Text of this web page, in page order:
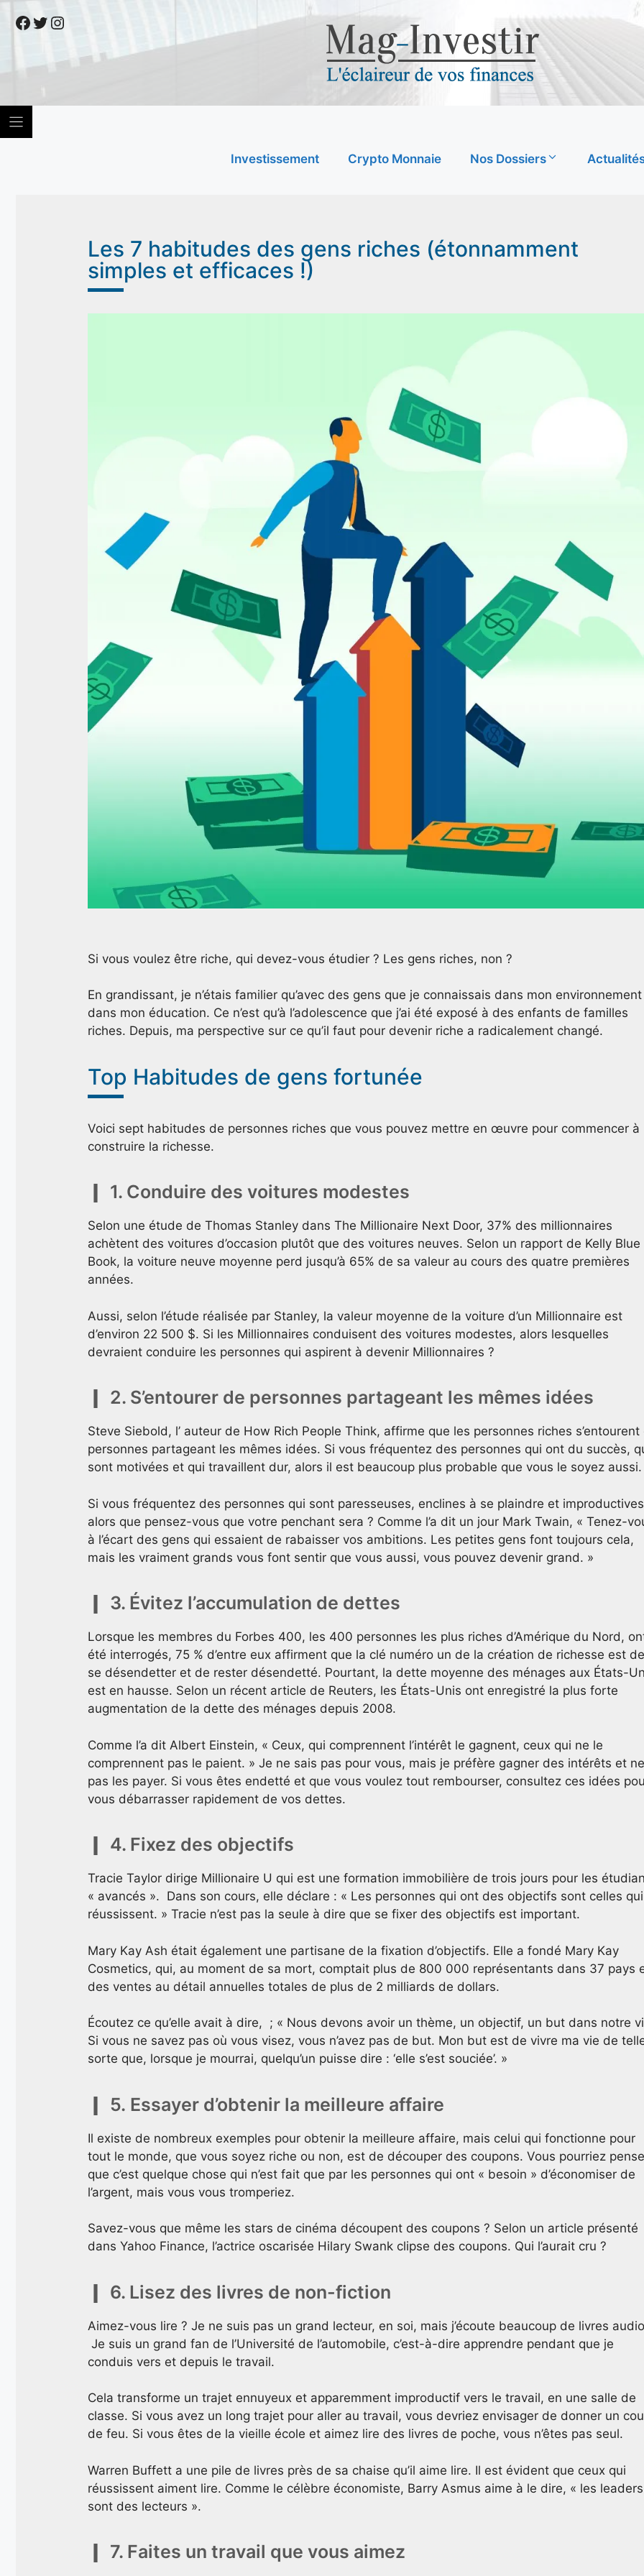
Facebook
Twitter
Instagram
Investissement Crypto Monnaie Nos Dossiers
Les 7 habitudes des gens riches (étonnamment
simples et efficaces !)
Si vous voulez être riche, qui devez-vous étudier ? Les gens riches, non ?
En grandissant, je n’étais familier qu’avec des gens que je connaissais dans mon
dans mon éducation. Ce n’est qu’à l’adolescence que j’ai été exposé à des enfants de familles
riches. Depuis, ma perspective sur ce qu’il faut pour devenir riche a radicalement changé.
Top Habitudes de gens fortunée
Voici sept habitudes de personnes riches que vous pouvez mettre en œuvre pour commencer à
construire la richesse.
1. Conduire des voitures modestes
Selon une étude de Thomas Stanley dans The Millionaire Next Door, 37% des millionnaires
achètent des voitures d’occasion plutôt que des voitures neuves. Selon un rapport de Kelly Blue
Book, la voiture neuve moyenne perd jusqu’à 65% de sa valeur au cours des quatre premières
années.
Aussi, selon l’étude réalisée par Stanley, la valeur moyenne de la voiture d’un Millionnaire est
d’environ 22 500 $. Si les Millionnaires conduisent des voitures modestes, alors lesquelles
devraient conduire les personnes qui aspirent à devenir Millionnaires ?
2. S’entourer de personnes partageant les mêmes idées
Steve Siebold, l’ auteur de How Rich People Think, affirme que les personnes riches s’entourent
personnes partageant les mêmes idées. Si vous fréquentez des personnes qui ont du succès,
sont motivées et qui travaillent dur, alors il est beaucoup plus probable que vous le soyez aussi.
Si vous fréquentez des personnes qui sont paresseuses, enclines à se plaindre et
alors que pensez-vous que votre penchant sera ? Comme l’a dit un jour Mark Twain, « Tenez-
à l’écart des gens qui essaient de rabaisser vos ambitions. Les petites gens font toujours cela,
mais les vraiment grands vous font sentir que vous aussi, vous pouvez devenir grand. »
3. Évitez l’accumulation de dettes
Lorsque les membres du Forbes 400, les 400 personnes les plus riches d’Amérique du Nord,
été interrogés, 75 % d’entre eux affirment que la clé numéro un de la création de richesse est de
se désendetter et de rester désendetté. Pourtant, la dette moyenne des ménages aux États-
est en hausse. Selon un récent article de Reuters, les États-Unis ont enregistré la plus forte
augmentation de la dette des ménages depuis 2008.
Comme l’a dit Albert Einstein, « Ceux, qui comprennent l’intérêt le gagnent, ceux qui ne le
comprennent pas le paient. » Je ne sais pas pour vous, mais je préfère gagner des intérêts et ne
pas les payer. Si vous êtes endetté et que vous voulez tout rembourser, consultez ces idées
vous débarrasser rapidement de vos dettes.
4. Fixez des objectifs
Tracie Taylor dirige Millionaire U qui est une formation immobilière de trois jours pour les
« avancés ». Dans son cours, elle déclare : « Les personnes qui ont des objectifs sont celles qui
réussissent. » Tracie n’est pas la seule à dire que se fixer des objectifs est important.
Mary Kay Ash était également une partisane de la fixation d’objectifs. Elle a fondé Mary Kay
Cosmetics, qui, au moment de sa mort, comptait plus de 800 000 représentants dans 37 pays
des ventes au détail annuelles totales de plus de 2 milliards de dollars.
Écoutez ce qu’elle avait à dire, ; « Nous devons avoir un thème, un objectif, un but dans notre
Si vous ne savez pas où vous visez, vous n’avez pas de but. Mon but est de vivre ma vie de
sorte que, lorsque je mourrai, quelqu’un puisse dire : ‘elle s’est souciée’. »
5. Essayer d’obtenir la meilleure affaire
Il existe de nombreux exemples pour obtenir la meilleure affaire, mais celui qui fonctionne pour
tout le monde, que vous soyez riche ou non, est de découper des coupons. Vous pourriez
que c’est quelque chose qui n’est fait que par les personnes qui ont « besoin » d’économiser de
l’argent, mais vous vous tromperiez.
Savez-vous que même les stars de cinéma découpent des coupons ? Selon un article présenté
dans Yahoo Finance, l’actrice oscarisée Hilary Swank clipse des coupons. Qui l’aurait cru ?
6. Lisez des livres de non-fiction
Aimez-vous lire ? Je ne suis pas un grand lecteur, en soi, mais j’écoute beaucoup de livres
Je suis un grand fan de l’Université de l’automobile, c’est-à-dire apprendre pendant que je
conduis vers et depuis le travail.
Cela transforme un trajet ennuyeux et apparemment improductif vers le travail, en une salle de
classe. Si vous avez un long trajet pour aller au travail, vous devriez envisager de donner un
de feu. Si vous êtes de la vieille école et aimez lire des livres de poche, vous n’êtes pas seul.
Warren Buffett a une pile de livres près de sa chaise qu’il aime lire. Il est évident que ceux qui
réussissent aiment lire. Comme le célèbre économiste, Barry Asmus aime à le dire, « les leaders
sont des lecteurs ».
7. Faites un travail que vous aimez